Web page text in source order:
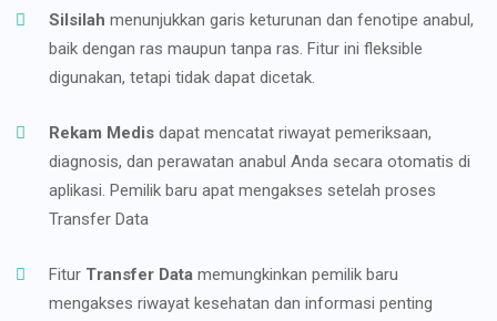
Silsilah menunjukkan garis keturunan dan fenotipe anabul,
baik dengan ras maupun tanpa ras. Fitur ini fleksible
digunakan, tetapi tidak dapat dicetak.
Rekam Medis dapat mencatat riwayat pemeriksaan,
diagnosis, dan perawatan anabul Anda secara otomatis di
aplikasi. Pemilik baru apat mengakses setelah proses
Transfer Data
Fitur Transfer Data memungkinkan pemilik baru
mengakses riwayat kesehatan dan informasi penting